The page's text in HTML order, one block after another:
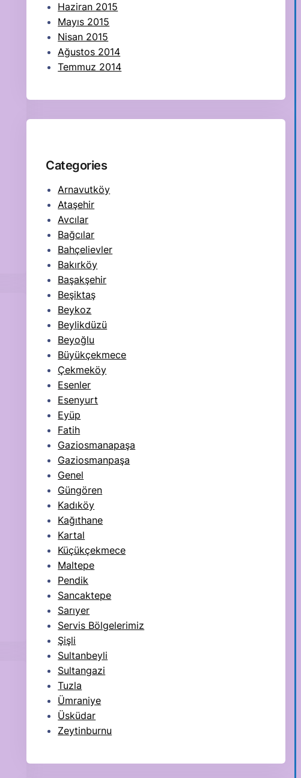
Haziran 2015
Mayıs 2015
Nisan 2015
Ağustos 2014
Temmuz 2014
Categories
Arnavutköy
Ataşehir
Avcılar
Bağcılar
Bahçelievler
Bakırköy
Başakşehir
Beşiktaş
Beykoz
Beylikdüzü
Beyoğlu
Büyükçekmece
Çekmeköy
Esenler
Esenyurt
Eyüp
Fatih
Gaziosmanapaşa
Gaziosmanpaşa
Genel
Güngören
Kadıköy
Kağıthane
Kartal
Küçükçekmece
Maltepe
Pendik
Sancaktepe
Sarıyer
Servis Bölgelerimiz
Şişli
Sultanbeyli
Sultangazi
Tuzla
Ümraniye
Üsküdar
Zeytinburnu